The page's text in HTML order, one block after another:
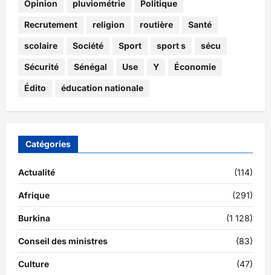
Opinion pluviométrie Politique
Recrutement religion routière Santé
scolaire Société Sport sport s sécu
Sécurité Sénégal Use Y Économie
Édito éducation nationale
Catégories
Actualité (114)
Afrique (291)
Burkina (1 128)
Conseil des ministres (83)
Culture (47)